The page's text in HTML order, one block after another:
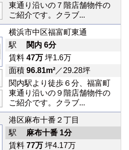
東通り沿いの７階店舗物件の
ご紹介です。クラブ...
横浜市中区福富町東通
駅
関内 6分
賃料 47万坪1.6万
面積 96.81m²／29.28坪
関内駅より徒歩６分、福富町
東通り沿いの９階店舗物件の
ご紹介です。クラブ...
港区麻布十番２丁目
駅 麻布十番 1分
賃料 77万坪4.17万